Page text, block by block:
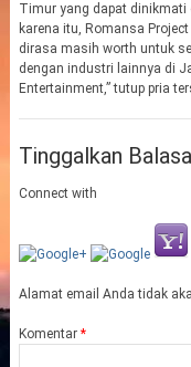
Timur yang dapat dinikmati
karena itu, Romansa
dirasa masih worth untuk
dengan industri lainnya di
Entertainment,” tutup pria
Tinggalkan
Connect with
Alamat email Anda tidak
Komentar *